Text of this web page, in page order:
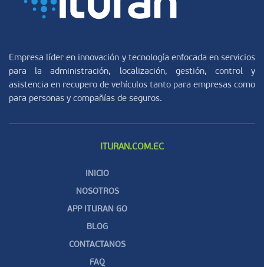
Empresa líder en innovación y tecnología enfocada en servicios
para la administración, localización, gestión, control y
asistencia en recupero de vehículos tanto para empresas como
para personas y compañías de seguros.
ITURAN.COM.EC
INICIO
NOSOTROS
APP ITURAN GO
BLOG
CONTACTANOS
FAQ